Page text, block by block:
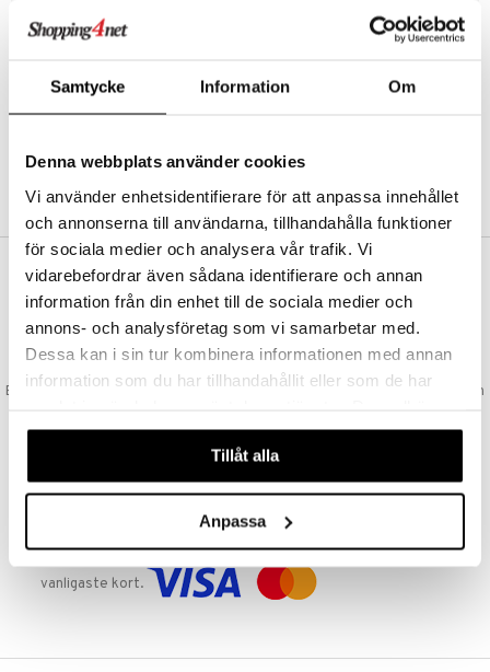
Samtycke Information Om
Denna webbplats använder cookies
Vi använder enhetsidentifierare för att anpassa innehållet
och annonserna till användarna, tillhandahålla funktioner
för sociala medier och analysera vår trafik. Vi
vidarebefordrar även sådana identifierare och annan
information från din enhet till de sociala medier och
annons- och analysföretag som vi samarbetar med.
Dessa kan i sin tur kombinera informationen med annan
information som du har tillhandahållit eller som de har
våra cookies vid fortsatt användande av vår webbplats.
Tillåt alla
Anpassa
Abonnemang
Önskelistor
SKAPA KUND
VAD KOSTAR FRAKTEN?
Vi erbjuder fri frakt från 350 kr. Vår gräns för fraktfri leverans bestäms
utifån vilken avdelning du handlar från. Läs mer här »
SNABBA LEVERANSER
Beställningar lagda före 14:00 (gäller varor i lager) skickas normalt ut från
GODKÄND AV LÄKEMEDELSVERKET
Läkemedelsverket gällande försäljning av läkemedel.
TRYGGA KÖP
Handla tryggt & säkert via faktura, delbetalning eller marknadens
vanligaste kort.